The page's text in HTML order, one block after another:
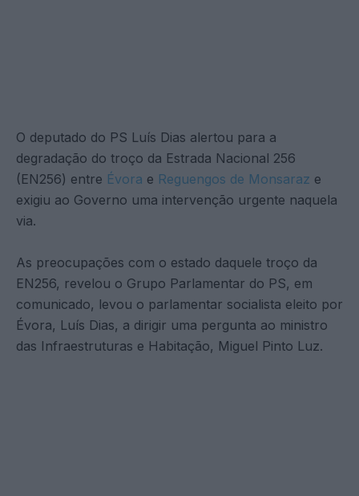
O deputado do PS Luís Dias alertou para a
degradação do troço da Estrada Nacional 256
(EN256) entre Évora e Reguengos de Monsaraz e
exigiu ao Governo uma intervenção urgente naquela
via.
As preocupações com o estado daquele troço da
EN256, revelou o Grupo Parlamentar do PS, em
comunicado, levou o parlamentar socialista eleito por
Évora, Luís Dias, a dirigir uma pergunta ao ministro
das Infraestruturas e Habitação, Miguel Pinto Luz.